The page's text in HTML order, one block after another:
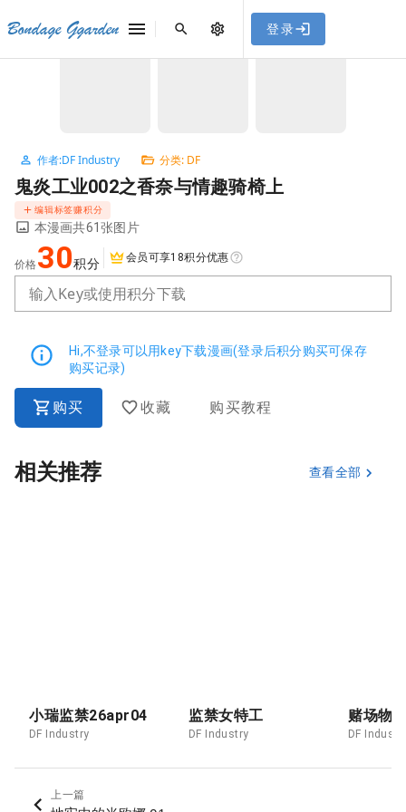
，使用遇到
问题请联系客服。
Bondage Ggarden 登录
首页 / DF / 鬼炎工业002之香奈与情趣骑椅上
作者:DF Industry 分类: DF
鬼炎工业002之香奈与情趣骑椅上
编辑标签赚积分
本漫画共61张图片
价格 30积分 会员可享18积分优惠
输入Key或使用积分下载
Hi,不登录可以用key下载漫画(登录后积分购买可保存
购买记录)
购买 收藏 购买教程
相关推荐 查看全部
小瑞监禁26apr04
DF Industry
监禁女特工
DF Industry
赌场物
DF
上一篇